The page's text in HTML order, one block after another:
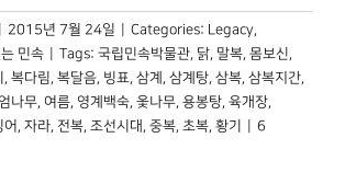
2015년 7월 24일 Categories: Legacy,
민속 Tags: 국립민속박물관, 닭, 말복, 몸보신,
, 복다림, 복달음, 빙표, 삼계 , 삼계탕, 삼복, 삼복지간,
엄나무, 여름, 영계백숙, 옻나무, 용봉탕, 육개장,
어 , 자라, 전복, 조선시대 , 중복, 초복, 황기
6